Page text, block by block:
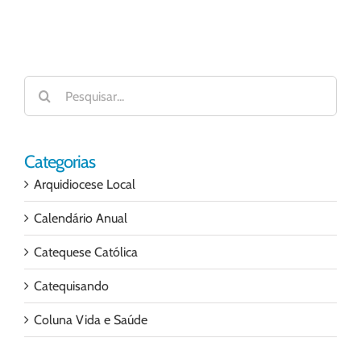
Buscar
resultados
para:
Categorias
Arquidiocese Local
Calendário Anual
Catequese Católica
Catequisando
Coluna Vida e Saúde